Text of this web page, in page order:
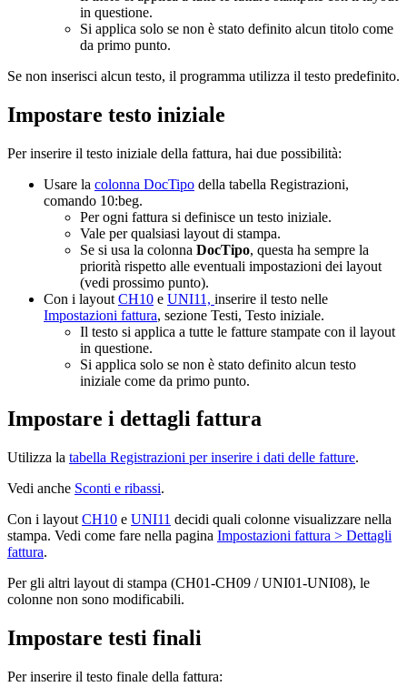
in questione.
Si applica solo se non è stato definito alcun titolo come
da primo punto.
Se non inserisci alcun testo, il programma utilizza il testo predefinito.
Impostare testo iniziale
Per inserire il testo iniziale della fattura, hai due possibilità:
Usare la colonna DocTipo della tabella Registrazioni,
comando 10:beg.
Per ogni fattura si definisce un testo iniziale.
Vale per qualsiasi layout di stampa.
Se si usa la colonna DocTipo, questa ha sempre la
priorità rispetto alle eventuali impostazioni dei layout
(vedi prossimo punto).
Con i layout CH10 e UNI11, inserire il testo nelle
Impostazioni fattura, sezione Testi, Testo iniziale.
Il testo si applica a tutte le fatture stampate con il layout
in questione.
Si applica solo se non è stato definito alcun testo
iniziale come da primo punto.
Impostare i dettagli fattura
Utilizza la tabella Registrazioni per inserire i dati delle fatture.
Vedi anche Sconti e ribassi.
Con i layout CH10 e UNI11 decidi quali colonne visualizzare nella
stampa. Vedi come fare nella pagina Impostazioni fattura > Dettagli
fattura.
Per gli altri layout di stampa (CH01-CH09 / UNI01-UNI08), le
colonne non sono modificabili.
Impostare testi finali
Per inserire il testo finale della fattura: